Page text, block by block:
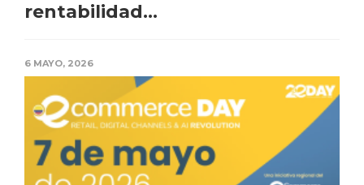
rentabilidad...
6 MAYO, 2026